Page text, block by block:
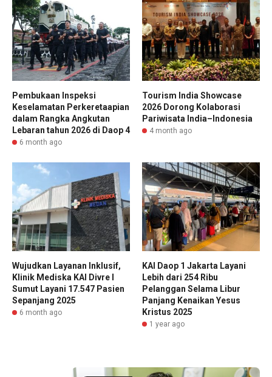
Pembukaan Inspeksi
Keselamatan Perkeretaapian
dalam Rangka Angkutan
Lebaran tahun 2026 di Daop 4
6 month ago
Tourism India Showcase
2026 Dorong Kolaborasi
Pariwisata India–Indonesia
4 month ago
Wujudkan Layanan Inklusif,
Klinik Mediska KAI Divre I
Sumut Layani 17.547 Pasien
Sepanjang 2025
6 month ago
KAI Daop 1 Jakarta Layani
Lebih dari 254 Ribu
Pelanggan Selama Libur
Panjang Kenaikan Yesus
Kristus 2025
1 year ago